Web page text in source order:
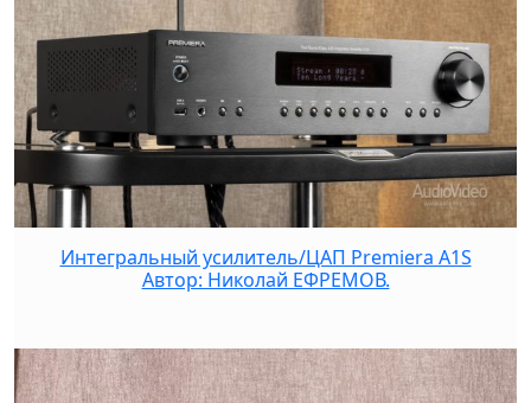
Интегральный усилитель/ЦАП Premiera A1S
Автор: Николай ЕФРЕМОВ.